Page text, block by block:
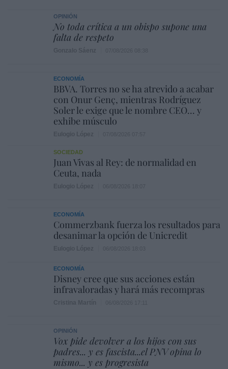
OPINIÓN
No toda crítica a un obispo supone una
falta de respeto
ECONOMÍA
BBVA. Torres no se ha atrevido a acabar
con Onur Genç, mientras Rodríguez
Soler le exige que le nombre CEO... y
exhibe músculo
SOCIEDAD
Juan Vivas al Rey: de normalidad en
Ceuta, nada
ECONOMÍA
Commerzbank fuerza los resultados para
desanimar la opción de Unicredit
ECONOMÍA
Disney cree que sus acciones están
infravaloradas y hará más recompras
OPINIÓN
Vox pide devolver a los hijos con sus
padres... y es fascista...el PNV opina lo
mismo... y es progresista